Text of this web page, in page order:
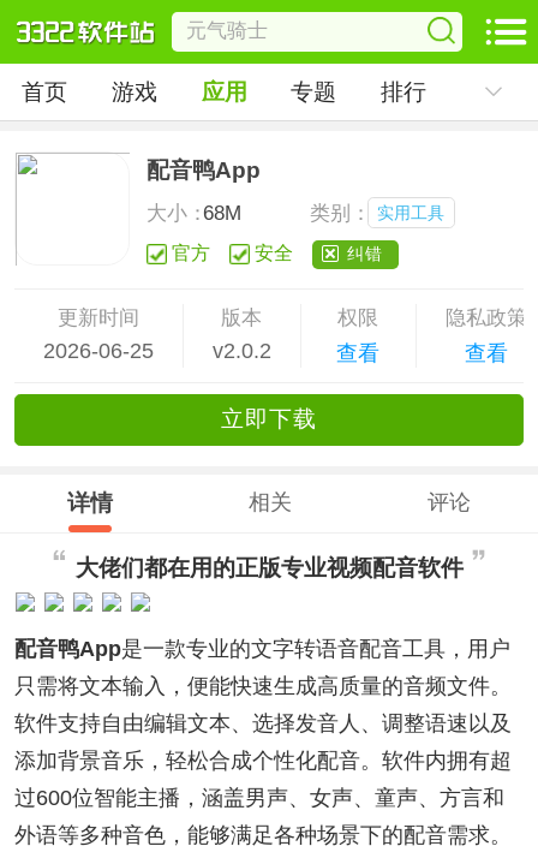
首页 游戏 应用 专题 排行
配音鸭App
大小：68M 类别： 实用工具
官方 安全 纠错
更新时间
2026-06-25
版本
v2.0.2
权限
查看
隐私政策
查看
立即下载
详情 相关 评论
大佬们都在用的正版专业视频配音软件
配音鸭App是一款专业的文字转语音配音工具，用户
只需将文本输入，便能快速生成高质量的音频文件。
软件支持自由编辑文本、选择发音人、调整语速以及
添加背景音乐，轻松合成个性化配音。软件内拥有超
过600位智能主播，涵盖男声、女声、童声、方言和
外语等多种音色，能够满足各种场景下的配音需求。